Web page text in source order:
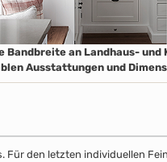
Bandbreite an Landhaus- und
Ausstattungen und
Für den letzten individuellen